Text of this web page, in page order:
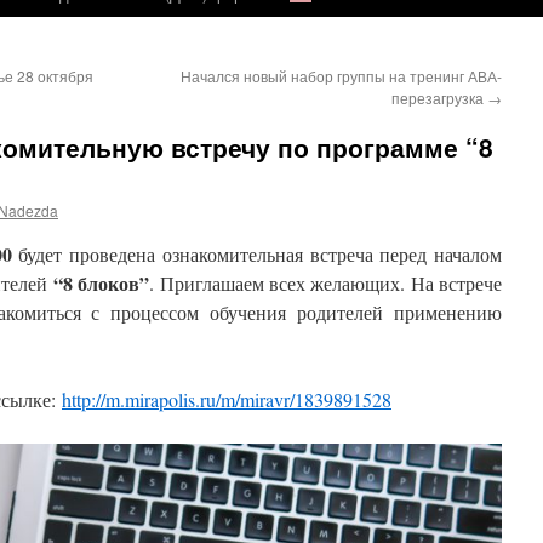
28 октября
Начался новый набор группы на тренинг АВА-
перезагрузка →
встречу по программе “8
будет проведена ознакомительная встреча перед началом
“8 блоков”. Приглашаем всех желающих. На встрече
с процессом обучения родителей применению
http://m.mirapolis.ru/m/miravr/1839891528